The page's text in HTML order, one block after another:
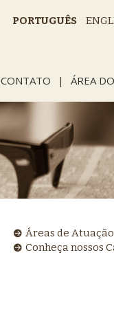
PORTUGUÊS
CONTATO | ÁREA
Áreas de Atuação
Conheça nossos